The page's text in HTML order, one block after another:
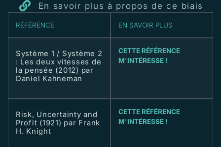
En savoir plus à propos de ce biais
RÉFÉRENCE EN SAVOIR PLUS
Système 1 / Système 2
: Les deux vitesses de
la pensée (2012) par
Daniel Kahneman
CETTE RÉFÉRENCE
M'INTÉRESSE !
Risk, Uncertainty and
Profit (1921) par Frank
H. Knight
CETTE RÉFÉRENCE
M'INTÉRESSE !